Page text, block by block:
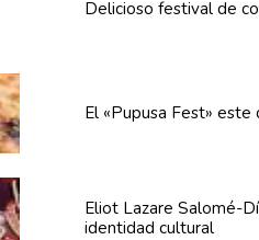
Delicioso festival de
El «Pupusa Fest»
Eliot Lazare Salomé-
identidad cultural